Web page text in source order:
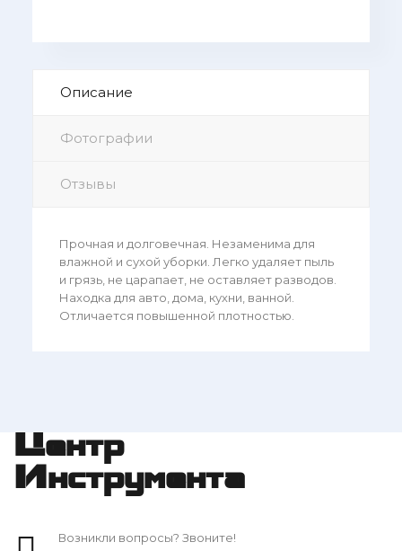
Описание
Фотографии
Отзывы
Прочная и долговечная. Незаменима для
влажной и сухой уборки. Легко удаляет пыль
и грязь, не царапает, не оставляет разводов.
Находка для авто, дома, кухни, ванной.
Отличается повышенной плотностью.
Центр
Инструмента
Возникли вопросы? Звоните!